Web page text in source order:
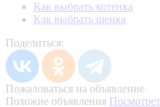
Как выбрать котенка
Как выбрать щенка
Поделиться:
Пожаловаться на объявление
Похожие объявления